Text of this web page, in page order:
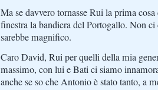
Ma se davvero tornasse Rui la prima
finestra la bandiera del Portogallo. Non ci
sarebbe magnifico.
Caro David, Rui per quelli della mia
massimo, con lui e Bati ci siamo
anche se so che Antonio è stato tanto, a